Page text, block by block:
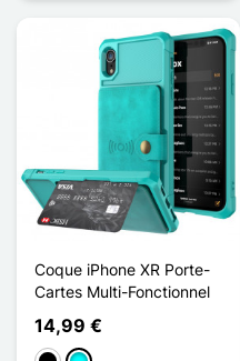
Coque iPhone XR Porte-
Cartes Multi-Fonctionnel
14,99 €